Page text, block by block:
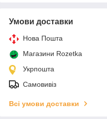
Умови доставки
Нова Пошта
Магазини Rozetka
Укрпошта
Самовивіз
Всі умови доставки